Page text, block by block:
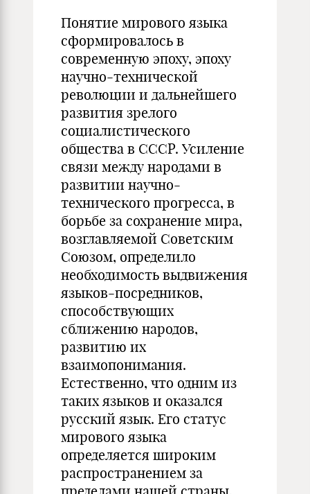
Понятие мирового языка
сформировалось в
современную эпоху, эпоху
научно-технической
революции и дальнейшего
развития зрелого
социалистического
общества в СССР. Усиление
связи между народами в
развитии научно-
технического прогресса, в
борьбе за сохранение мира,
возглавляемой Советским
Союзом, определило
необходимость выдвижения
языков-посредников,
способствующих
сближению народов,
развитию их
взаимопонимания.
Естественно, что одним из
таких языков и оказался
русский язык. Его статус
мирового языка
определяется широким
распространением за